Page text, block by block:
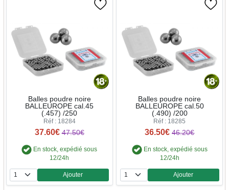
Balles poudre noire
BALLEUROPE cal.45
(.457) /250
Réf : 18284
37.60€ 47.50€
En stock, expédié sous
12/24h
Quantité
Ajouter
Balles poudre noire
BALLEUROPE cal.50
(.490) /200
Réf : 18285
36.50€ 46.20€
En stock, expédié sous
12/24h
Quantité
Ajouter